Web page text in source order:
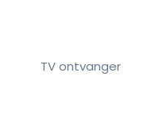
TV ontvanger